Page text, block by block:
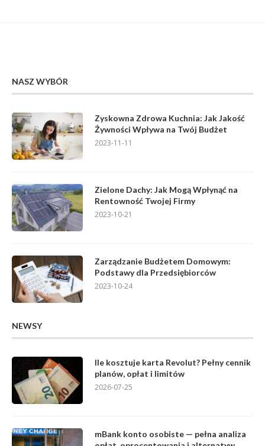
NASZ WYBÓR
Zyskowna Zdrowa Kuchnia: Jak Jakość
Żywności Wpływa na Twój Budżet
2023-11-11
Zielone Dachy: Jak Mogą Wpłynąć na
Rentowność Twojej Firmy
2023-10-21
Zarządzanie Budżetem Domowym:
Podstawy dla Przedsiębiorców
2023-10-24
NEWSY
Ile kosztuje karta Revolut? Pełny cennik
planów, opłat i limitów
2026-07-25
mBank konto osobiste — pełna analiza